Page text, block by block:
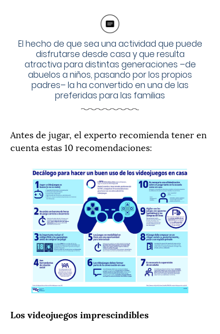
El hecho de que sea una actividad que puede
disfrutarse desde casa y que resulta
atractiva para distintas generaciones –de
abuelos a niños, pasando por los propios
padres– la ha convertido en una de las
preferidas para las familias
Antes de jugar, el experto recomienda tener en
cuenta estas 10 recomendaciones:
Los videojuegos imprescindibles